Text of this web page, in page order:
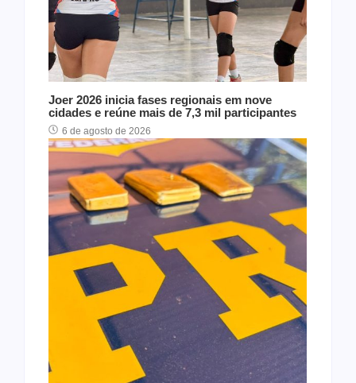
Joer 2026 inicia fases regionais em nove
cidades e reúne mais de 7,3 mil participantes
6 de agosto de 2026